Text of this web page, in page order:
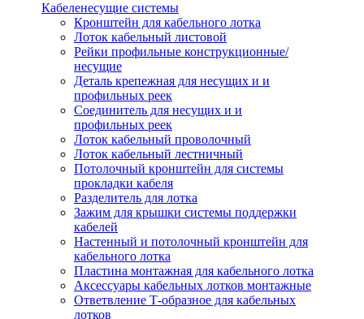
Кабеленесущие системы
Кронштейн для кабельного лотка
Лоток кабельный листовой
Рейки профильные конструкционные/
несущие
Деталь крепежная для несущих и и
профильных реек
Соединитель для несущих и и
профильных реек
Лоток кабельный проволочный
Лоток кабельный лестничный
Потолочный кронштейн для системы
прокладки кабеля
Разделитель для лотка
Зажим для крышки системы поддержки
кабелей
Настенный и потолочный кронштейн для
кабельного лотка
Пластина монтажная для кабельного лотка
Аксессуары кабельных лотков монтажные
Ответвление Т-образное для кабельных
лотков